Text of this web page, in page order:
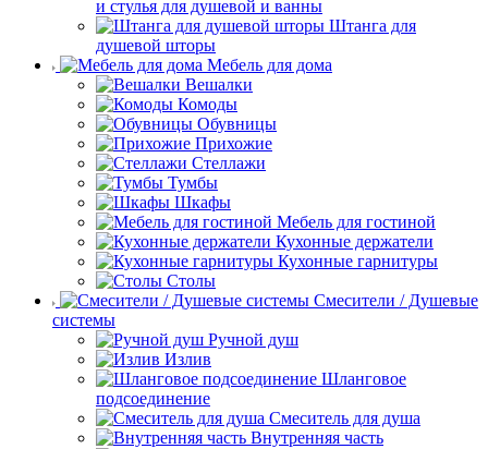
и стулья для душевой и ванны
Штанга для
душевой шторы
Мебель для дома
Вешалки
Комоды
Обувницы
Прихожие
Стеллажи
Тумбы
Шкафы
Мебель для гостиной
Кухонные держатели
Кухонные гарнитуры
Столы
Смесители / Душевые
системы
Ручной душ
Излив
Шланговое
подсоединение
Смеситель для душа
Внутренняя часть